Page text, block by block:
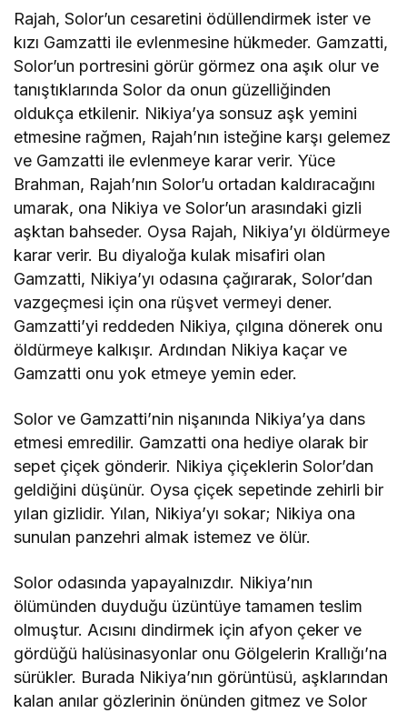
Rajah, Solor’un cesaretini ödüllendirmek ister ve
kızı Gamzatti ile evlenmesine hükmeder. Gamzatti,
Solor’un portresini görür görmez ona aşık olur ve
tanıştıklarında Solor da onun güzelliğinden
oldukça etkilenir. Nikiya’ya sonsuz aşk yemini
etmesine rağmen, Rajah’nın isteğine karşı gelemez
ve Gamzatti ile evlenmeye karar verir. Yüce
Brahman, Rajah’nın Solor’u ortadan kaldıracağını
umarak, ona Nikiya ve Solor’un arasındaki gizli
aşktan bahseder. Oysa Rajah, Nikiya’yı öldürmeye
karar verir. Bu diyaloğa kulak misafiri olan
Gamzatti, Nikiya’yı odasına çağırarak, Solor’dan
vazgeçmesi için ona rüşvet vermeyi dener.
Gamzatti’yi reddeden Nikiya, çılgına dönerek onu
öldürmeye kalkışır. Ardından Nikiya kaçar ve
Gamzatti onu yok etmeye yemin eder.
Solor ve Gamzatti’nin nişanında Nikiya’ya dans
etmesi emredilir. Gamzatti ona hediye olarak bir
sepet çiçek gönderir. Nikiya çiçeklerin Solor’dan
geldiğini düşünür. Oysa çiçek sepetinde zehirli bir
yılan gizlidir. Yılan, Nikiya’yı sokar; Nikiya ona
sunulan panzehri almak istemez ve ölür.
Solor odasında yapayalnızdır. Nikiya’nın
ölümünden duyduğu üzüntüye tamamen teslim
olmuştur. Acısını dindirmek için afyon çeker ve
gördüğü halüsinasyonlar onu Gölgelerin Krallığı’na
sürükler. Burada Nikiya’nın görüntüsü, aşklarından
kalan anılar gözlerinin önünden gitmez ve Solor